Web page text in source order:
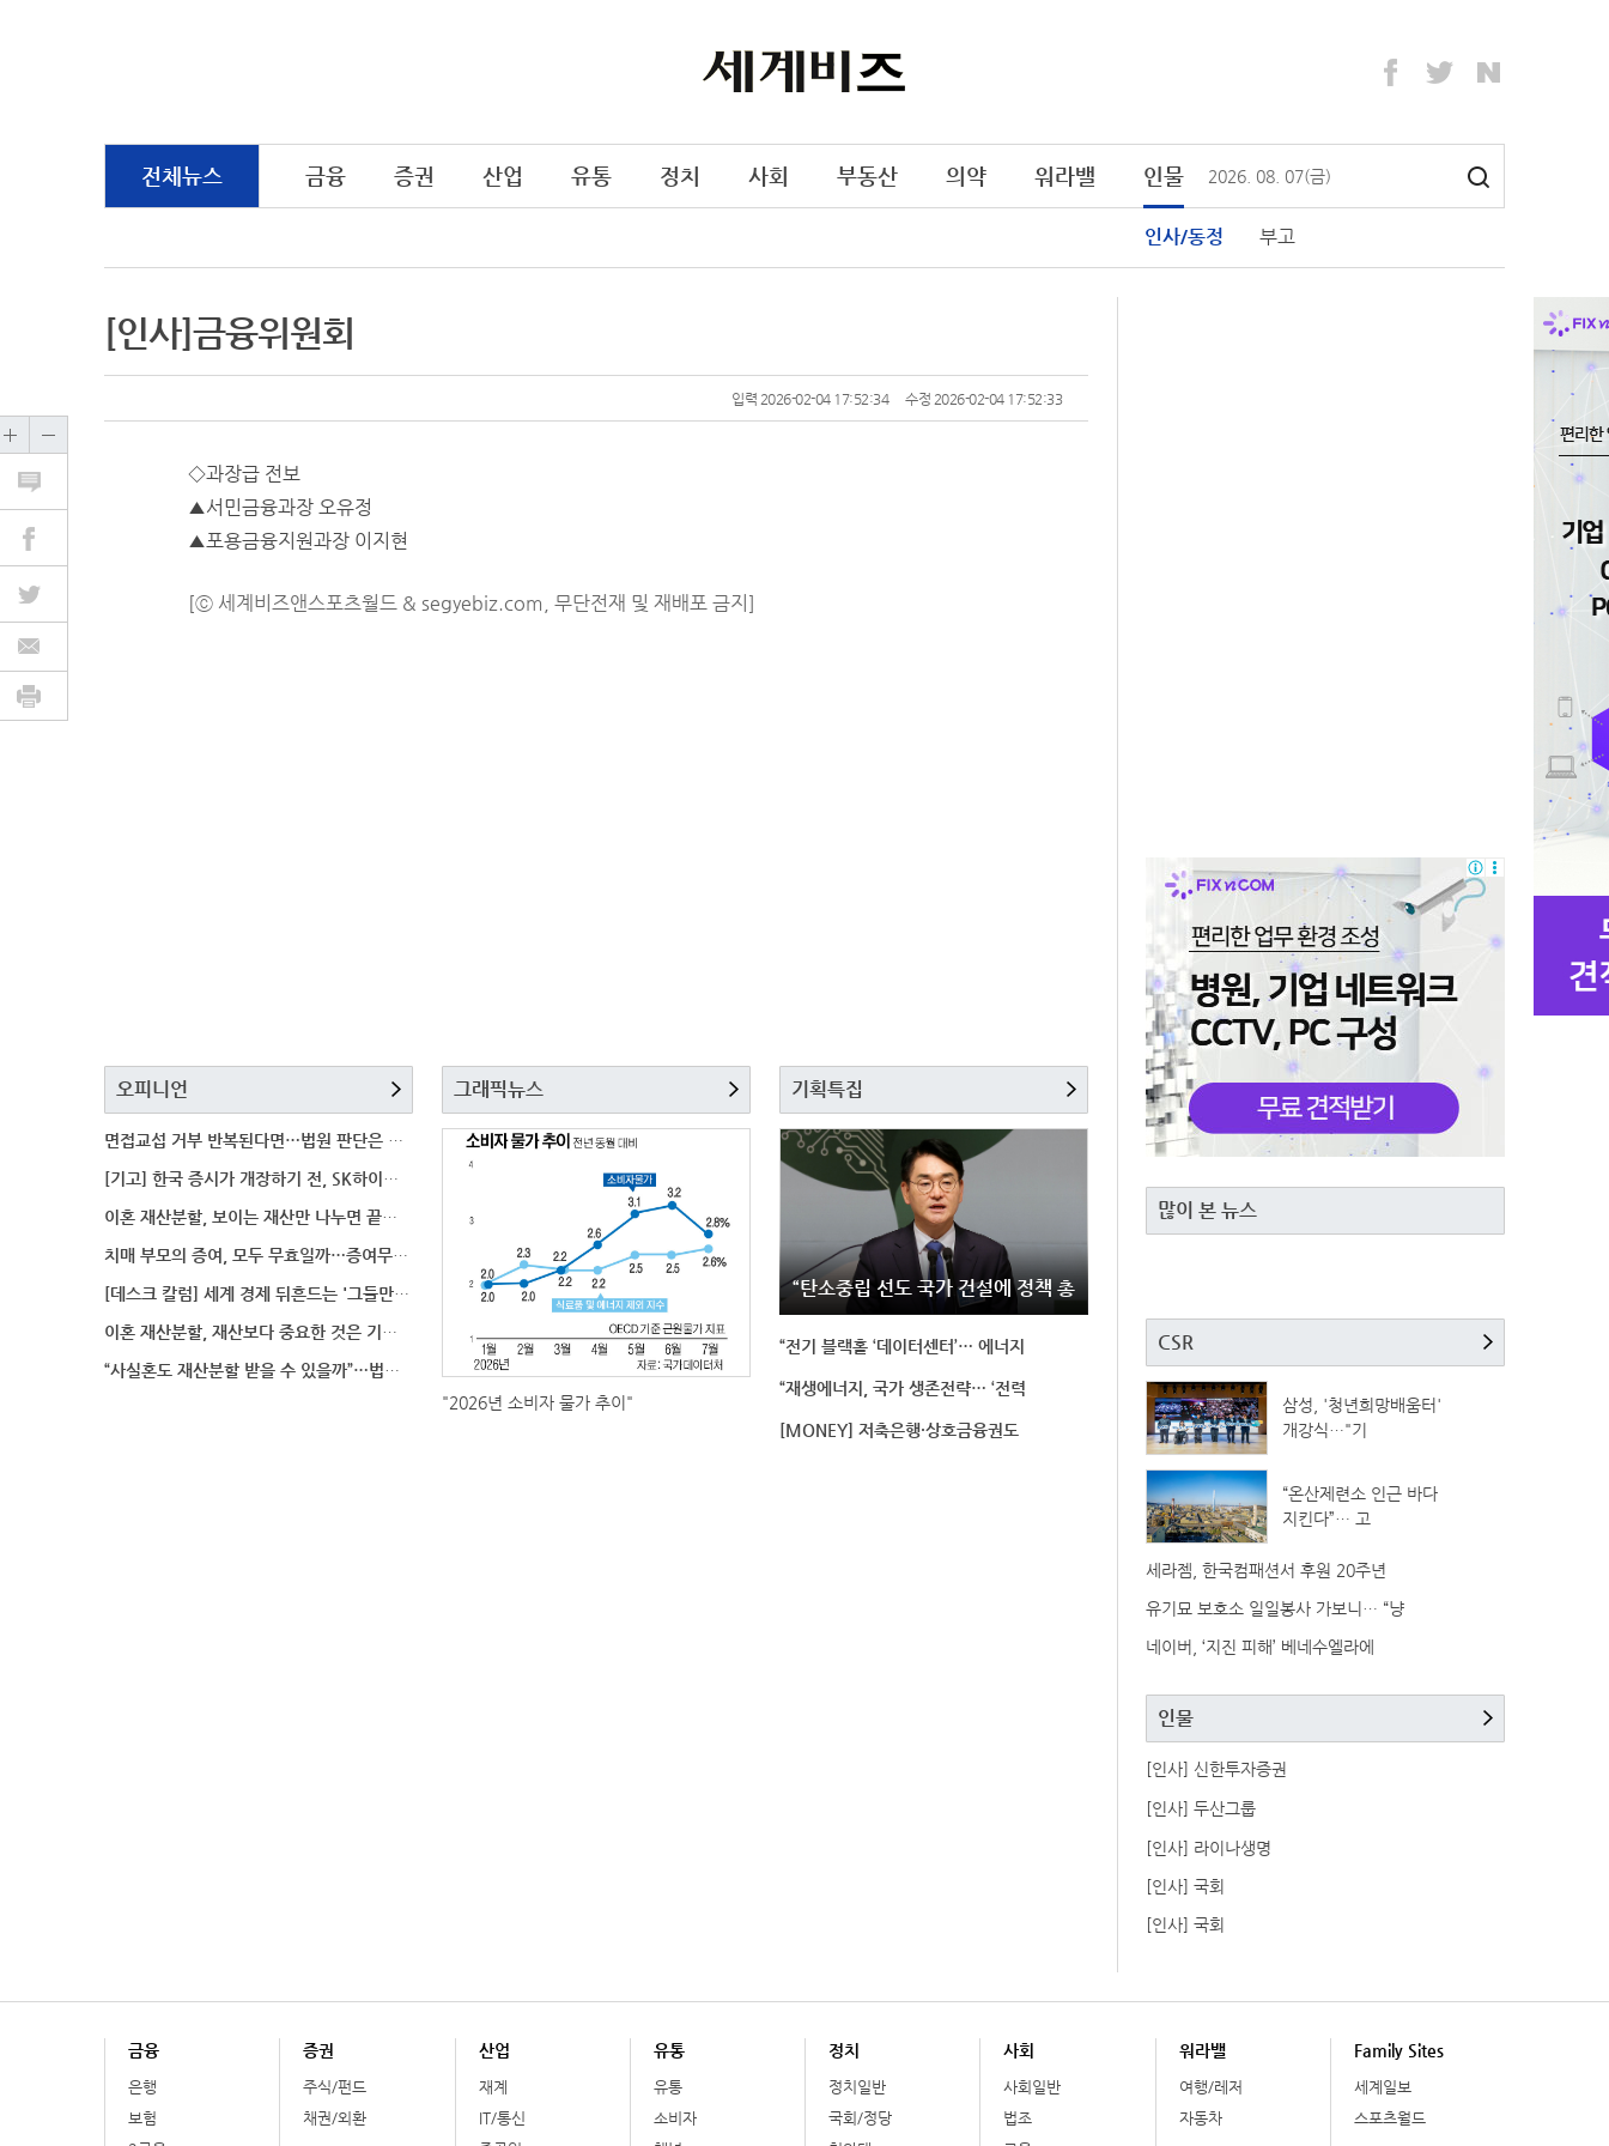
전체뉴스 금융 증권 산업 유통 정치 사회 부동산 의약 워라밸 인물
인사/동정 부고
2026 08 07(금)
[인사]금융위원회
입력 2026-02-04 17:52:34 수정 2026-02-04 17:52:33
◇과장급 전보
▲서민금융과장 오유정
▲포용금융지원과장 이지현
[ⓒ 세계비즈앤스포츠월드 & segyebiz.com, 무단전재 및 재배포 금지]
오피니언
면접교섭 거부 반복된다면…법원 판단은 달라질까
[기고] 한국 증시가 개장하기 전, SK하이닉스 가격은
이혼 재산분할, 보이는 재산만 나누면 끝일까…숨겨진 자
치매 부모의 증여, 모두 무효일까…증여무효 분쟁에서 법
[데스크 칼럼] 세계 경제 뒤흔드는 '그들만의 언어'
이혼 재산분할, 재산보다 중요한 것은 기여도 입증
“사실혼도 재산분할 받을 수 있을까”…법원이 살펴보는
그래픽뉴스
"2026년 소비자 물가 추이"
기획특집
“탄소중립 선도 국가 건설에 정책 총
“전기 블랙홀 ‘데이터센터’… 에너지
“재생에너지, 국가 생존전략… ‘전력
[MONEY] 저축은행·상호금융권도
많이 본 뉴스
CSR
삼성, '청년희망배움터'
개강식…"기
“온산제련소 인근 바다
지킨다”… 고
세라젬, 한국컴패션서 후원 20주년
유기묘 보호소 일일봉사 가보니… “냥
네이버, ‘지진 피해’ 베네수엘라에
인물
[인사] 신한투자증권
[인사] 두산그룹
[인사] 라이나생명
[인사] 국회
[인사] 국회
금융
은행
보험
증권
주식/펀드
채권/외환
산업
재계
IT/통신
유통
유통
소비자
정치
정치일반
국회/정당
사회
사회일반
법조
워라밸
여행/레저
자동차
Family Sites
세계일보
스포츠월드